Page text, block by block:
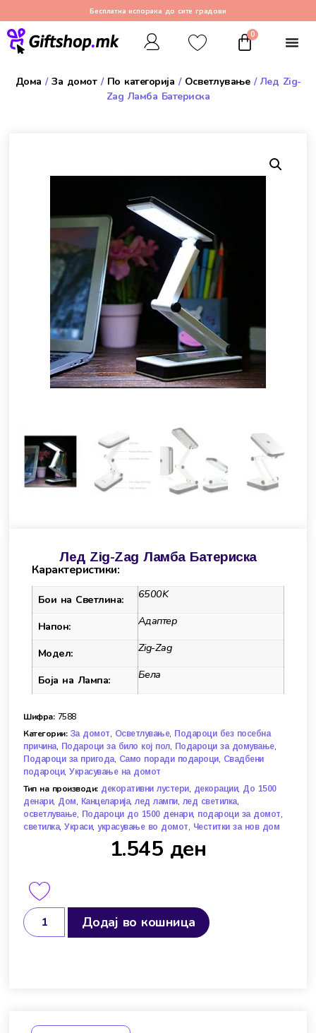
Бесплатна испорака до сите градови
0
Дома / За домот/ По категорија / Осветлување/ Лед Zig-
Zag Ламба Батериска
Лед Zig-Zag Ламба Батериска
Карактеристики:
Бои на Светлина: 6500K
Напон: Адаптер
Модел: Zig-Zag
Боја на Лампа: Бела
Шифра: 7588
Категории: За домот, Осветлување, Подароци без посебна
причина, Подароци за било кој пол, Подароци за домување,
Подароци за пригода, Само поради подароци, Свадбени
подароци,Украсување на домот
Тип на производи: декоративни лустери, декорации, До 1500
денари, Дом, Канцеларија,лед лампи, лед светилка,
осветлување, Подароци до 1500 денари, подароци за домот,
светилка,Украси,украсување во домот, Честитки за нов дом
1.545 ден
Додај во кошница